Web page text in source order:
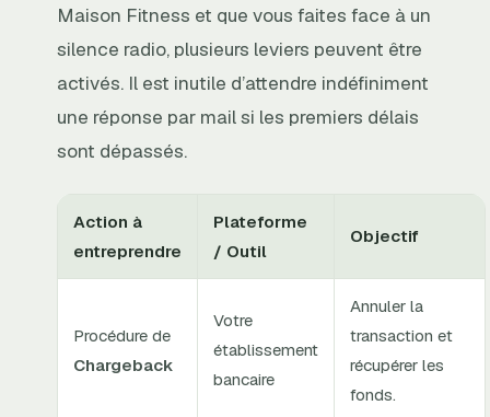
Maison Fitness et que vous faites face à un
silence radio, plusieurs leviers peuvent être
activés. Il est inutile d’attendre indéfiniment
une réponse par mail si les premiers délais
sont dépassés.
Action à
entreprendre
Plateforme
/ Outil
Objectif
Procédure de
Chargeback
Votre
établissement
bancaire
Annuler la
transaction et
récupérer les
fonds.